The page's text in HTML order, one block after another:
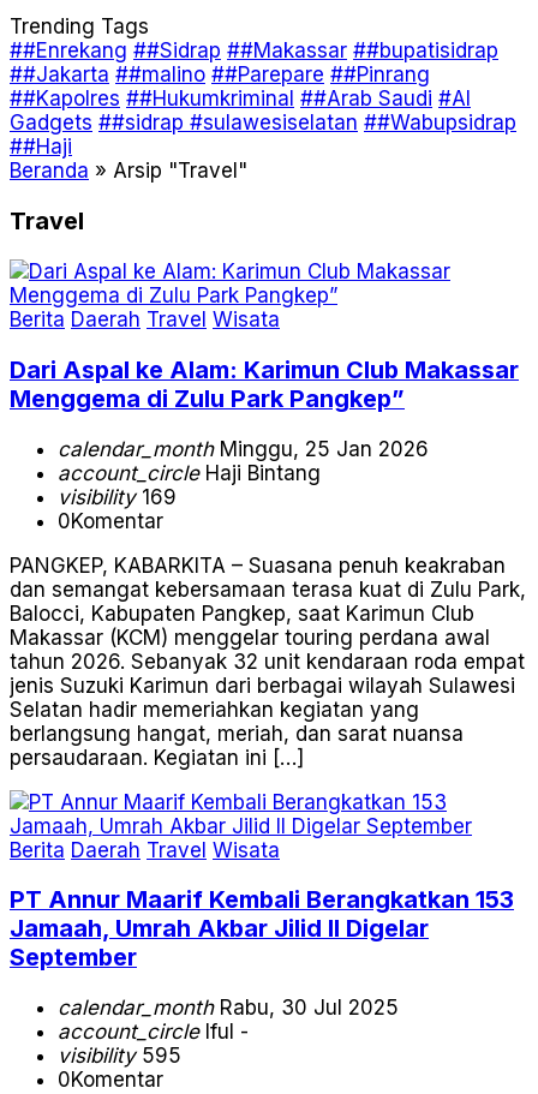
Trending Tags
##Enrekang ##Sidrap ##Makassar ##bupatisidrap
##Jakarta ##malino ##Parepare ##Pinrang
##Kapolres ##Hukumkriminal ##Arab Saudi #AI
Gadgets ##sidrap #sulawesiselatan ##Wabupsidrap
##Haji
Beranda » Arsip "Travel"
Travel
Berita Daerah Travel Wisata
Dari Aspal ke Alam: Karimun Club Makassar
Menggema di Zulu Park Pangkep”
calendar_monthMinggu, 25 Jan 2026
account_circleHaji Bintang
visibility169
0Komentar
PANGKEP, KABARKITA – Suasana penuh keakraban
dan semangat kebersamaan terasa kuat di Zulu Park,
Balocci, Kabupaten Pangkep, saat Karimun Club
Makassar (KCM) menggelar touring perdana awal
tahun 2026. Sebanyak 32 unit kendaraan roda empat
jenis Suzuki Karimun dari berbagai wilayah Sulawesi
Selatan hadir memeriahkan kegiatan yang
berlangsung hangat, meriah, dan sarat nuansa
persaudaraan. Kegiatan ini […]
Berita Daerah Travel Wisata
PT Annur Maarif Kembali Berangkatkan 153
Jamaah, Umrah Akbar Jilid II Digelar
September
calendar_monthRabu, 30 Jul 2025
account_circleIful -
visibility595
0Komentar